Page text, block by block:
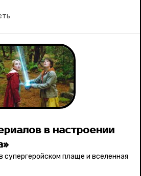
в настроении
супергеройском плаще и вселенная